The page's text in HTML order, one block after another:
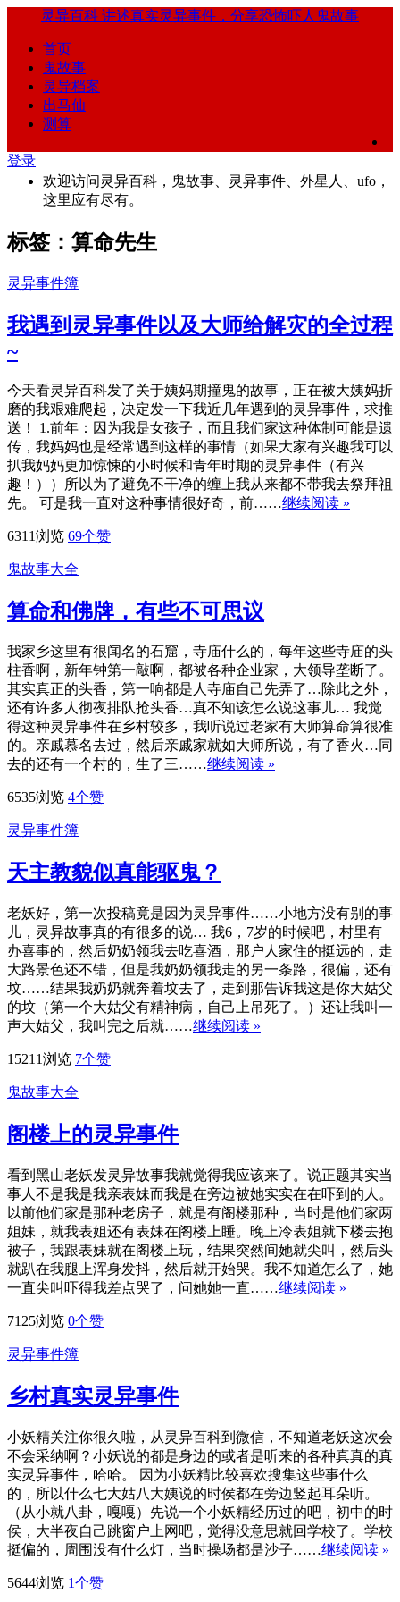
灵异百科 讲述真实灵异事件，分享恐怖吓人鬼故事
首页
鬼故事
灵异档案
出马仙
测算
登录
欢迎访问灵异百科，鬼故事、灵异事件、外星人、ufo，
这里应有尽有。
标签：算命先生
灵异事件簿
我遇到灵异事件以及大师给解灾的全过程
~
今天看灵异百科发了关于姨妈期撞鬼的故事，正在被大姨妈折
磨的我艰难爬起，决定发一下我近几年遇到的灵异事件，求推
送！ 1.前年：因为我是女孩子，而且我们家这种体制可能是遗
传，我妈妈也是经常遇到这样的事情（如果大家有兴趣我可以
扒我妈妈更加惊悚的小时候和青年时期的灵异事件（有兴
趣！））所以为了避免不干净的缠上我从来都不带我去祭拜祖
先。 可是我一直对这种事情很好奇，前……继续阅读 »
6311浏览 69个赞
鬼故事大全
算命和佛牌，有些不可思议
我家乡这里有很闻名的石窟，寺庙什么的，每年这些寺庙的头
柱香啊，新年钟第一敲啊，都被各种企业家，大领导垄断了。
其实真正的头香，第一响都是人寺庙自己先弄了…除此之外，
还有许多人彻夜排队抢头香…真不知该怎么说这事儿… 我觉
得这种灵异事件在乡村较多，我听说过老家有大师算命算很准
的。亲戚慕名去过，然后亲戚家就如大师所说，有了香火…同
去的还有一个村的，生了三……继续阅读 »
6535浏览 4个赞
灵异事件簿
天主教貌似真能驱鬼？
老妖好，第一次投稿竟是因为灵异事件……小地方没有别的事
儿，灵异故事真的有很多的说… 我6，7岁的时候吧，村里有
办喜事的，然后奶奶领我去吃喜酒，那户人家住的挺远的，走
大路景色还不错，但是我奶奶领我走的另一条路，很偏，还有
坟……结果我奶奶就奔着坟去了，走到那告诉我这是你大姑父
的坟（第一个大姑父有精神病，自己上吊死了。）还让我叫一
声大姑父，我叫完之后就……继续阅读 »
15211浏览 7个赞
鬼故事大全
阁楼上的灵异事件
看到黑山老妖发灵异故事我就觉得我应该来了。说正题其实当
事人不是我是我亲表妹而我是在旁边被她实实在在吓到的人。
以前他们家是那种老房子，就是有阁楼那种，当时是他们家两
姐妹，就我表姐还有表妹在阁楼上睡。晚上冷表姐就下楼去抱
被子，我跟表妹就在阁楼上玩，结果突然间她就尖叫，然后头
就趴在我腿上浑身发抖，然后就开始哭。我不知道怎么了，她
一直尖叫吓得我差点哭了，问她她一直……继续阅读 »
7125浏览 0个赞
灵异事件簿
乡村真实灵异事件
小妖精关注你很久啦，从灵异百科到微信，不知道老妖这次会
不会采纳啊？小妖说的都是身边的或者是听来的各种真真的真
实灵异事件，哈哈。 因为小妖精比较喜欢搜集这些事什么
的，所以什么七大姑八大姨说的时侯都在旁边竖起耳朵听。
（从小就八卦，嘎嘎）先说一个小妖精经历过的吧，初中的时
侯，大半夜自己跳窗户上网吧，觉得没意思就回学校了。学校
挺偏的，周围没有什么灯，当时操场都是沙子……继续阅读 »
5644浏览 1个赞